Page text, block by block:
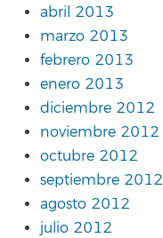
abril 2013
marzo 2013
febrero 2013
enero 2013
diciembre 2012
noviembre 2012
octubre 2012
septiembre 2012
agosto 2012
julio 2012